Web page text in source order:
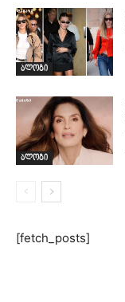
ბლოგი
ბლოგი
[fetch_posts]